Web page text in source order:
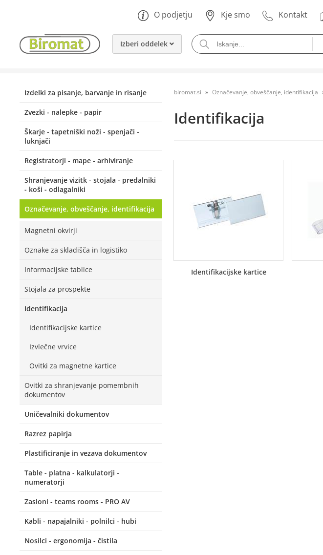
O podjetju Kje smo Kontakt
Izberi oddelek
Izdelki za pisanje, barvanje in risanje
Zvezki - nalepke - papir
Škarje - tapetniški noži - spenjači -
luknjači
Registratorji - mape - arhiviranje
Shranjevanje vizitk - stojala - predalniki
- koši - odlagalniki
Označevanje, obveščanje, identifikacija
Magnetni okvirji
Oznake za skladišča in logistiko
Informacijske tablice
Stojala za prospekte
Identifikacija
Identifikacijske kartice
Izvlečne vrvice
Ovitki za magnetne kartice
Ovitki za shranjevanje pomembnih
dokumentov
Uničevalniki dokumentov
Razrez papirja
Plastificiranje in vezava dokumentov
Table - platna - kalkulatorji -
numeratorji
Zasloni - teams rooms - PRO AV
Kabli - napajalniki - polnilci - hubi
Nosilci - ergonomija - čistila
biromat.si Označevanje, obveščanje, identifikacija
Identifikacija
Identifikacijske kartice